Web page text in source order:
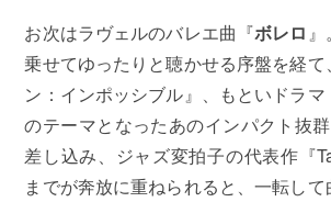
お次はラヴェルのバレエ曲『ボレロ
乗せてゆったりと聴かせる序盤を経て
ン：インポッシブル』、もといドラマ
のテーマとなったあのインパクト抜
差し込み、ジャズ変拍子の代表作『
までが奔放に重ねられると、一転し